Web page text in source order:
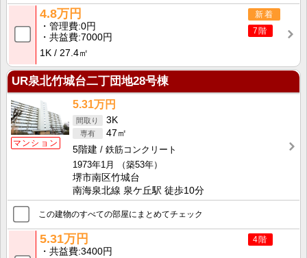
新着
7階
4.8万円
管理費 0円
共益費 7000円
1K
27.4㎡
UR泉北竹城台二丁団地28号棟
マンション
5.31万円
3K
47㎡
5階建
鉄筋コンクリート
1973年1月
（築53年）
堺市南区竹城台
南海泉北線 泉ケ丘駅 徒歩10分
この建物のすべての部屋にまとめてチェック
4階
5.31万円
共益費 3400円